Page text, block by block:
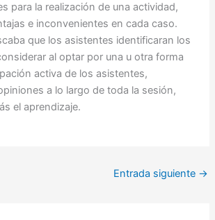
para la realización de una actividad,
e inconvenientes en cada caso.
que los asistentes identificaran los
al optar por una u otra forma
activa de los asistentes,
a lo largo de toda la sesión,
el aprendizaje.
Entrada siguiente →